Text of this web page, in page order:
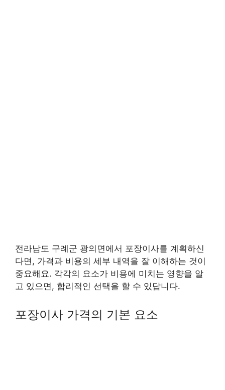
전라남도 구례군 광의면에서 포장이사를 계획하신
다면, 가격과 비용의 세부 내역을 잘 이해하는 것이
중요해요. 각각의 요소가 비용에 미치는 영향을 알
고 있으면, 합리적인 선택을 할 수 있답니다.
포장이사 가격의 기본 요소